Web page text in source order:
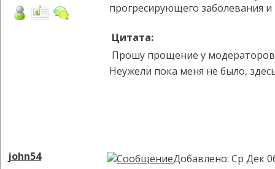
прогресирующего заболевания
Цитата:
Прошу прощение у модераторов
Неужели пока меня не было,
john54 Добавлено: Ср Дек